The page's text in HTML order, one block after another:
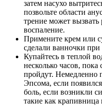
затем насухо
позвольте области
трение может вызвать
воспаление.
Примените крем или
сделали ванночки при
Купайтесь в теплой
несколько часов,
пройдут. Немедленно
Эпсома, если
боль, если возникли
такие как крапивница